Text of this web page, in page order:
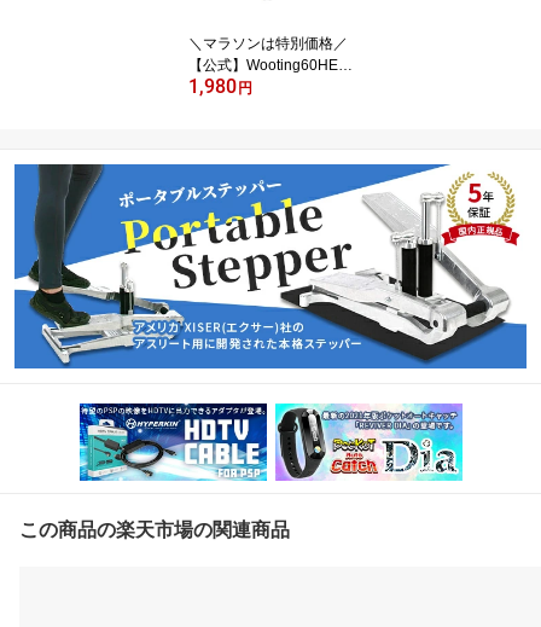
＼マラソンは特別価格／
【公式】Wooting60HE
＋ 改良版 Wooting 60HE
ar45 L45 交換用 スイッ
チ マグネット式リニア 3
0 45cN Hall V2 対応 高耐
久 国内正規品 (12個入り)
1,980円
この商品の楽天市場の関連商品